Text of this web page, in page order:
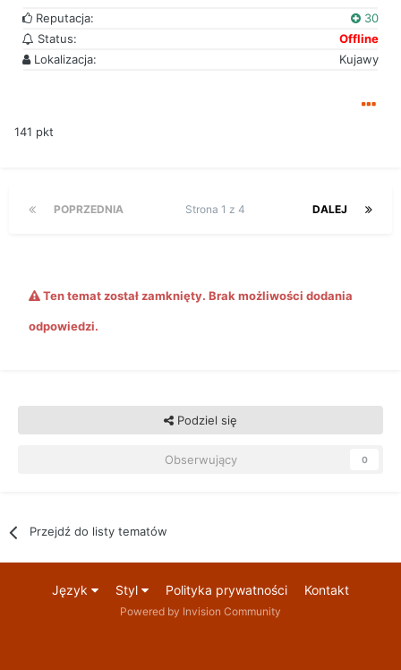
Reputacja:
30
Status:
Offline
Lokalizacja:
Kujawy
141 pkt
POPRZEDNIA DALEJ
Strona 1 z 4
Ten temat został zamknięty. Brak możliwości dodania
odpowiedzi.
Podziel się
Obserwujący 0
Przejdź do listy tematów
Język Styl Polityka prywatności Kontakt
Powered by Invision Community